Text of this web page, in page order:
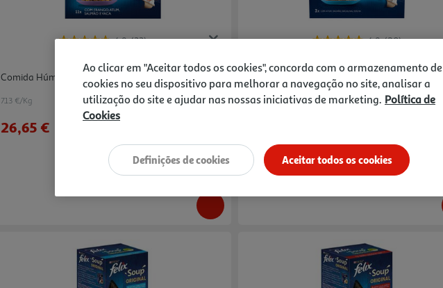
4.8 (33)
Comida Húmida Para Gato Felix Fantastic 44x85g
7.13 €/Kg
26,65 €
4.8 (20)
Comida Húmida Para Gato Felix Fantastic Peixe
12x85g
7.83 €/Kg
Ao clicar em "Aceitar todos os cookies", concorda com o armazenamento de
cookies no seu dispositivo para melhorar a navegação no site, analisar a
utilização do site e ajudar nas nossas iniciativas de marketing. Política de
Cookies
Aceitar todos os cookies
Definições de cookies